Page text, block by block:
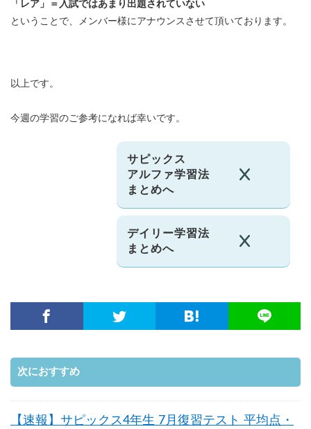
「レア」＝入試ではあまり出題されていない
ということで、メンバー様にアナウンスさせて頂いております。
以上です。
今週の学習のご参考になれば幸いです。
サピックス
アルファ学習法
まとめへ
デイリー学習法
まとめへ
次におすすめ
【速報】サピックス4年生 7月復習テスト 平均点・